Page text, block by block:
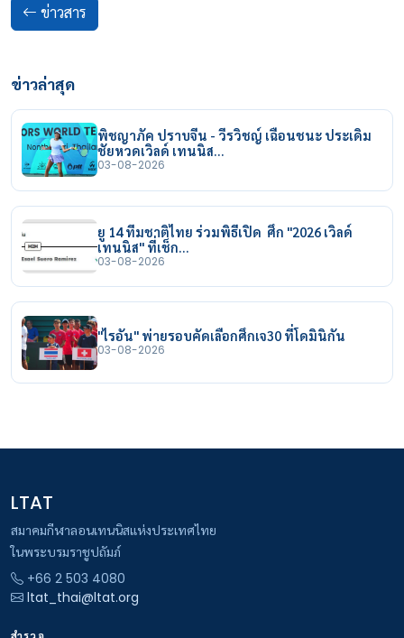
ข่าวสาร
ข่าวล่าสุด
พิชญาภัค ปราบจีน - วีรวิชญ์ เฉือนชนะ ประเดิม
ชัยหวดเวิลด์ เทนนิส…
03-08-2026
ยู 14 ทีมชาติไทย ร่วมพิธีเปิด ศึก "2026 เวิลด์
เทนนิส" ที่เช็ก…
03-08-2026
"ไรอัน" พ่ายรอบคัดเลือกศึกเจ30 ที่โดมินิกัน
03-08-2026
LTAT
สมาคมกีฬาลอนเทนนิสแห่งประเทศไทย
ในพระบรมราชูปถัมภ์
+66 2 503 4080
ltat_thai@ltat.org